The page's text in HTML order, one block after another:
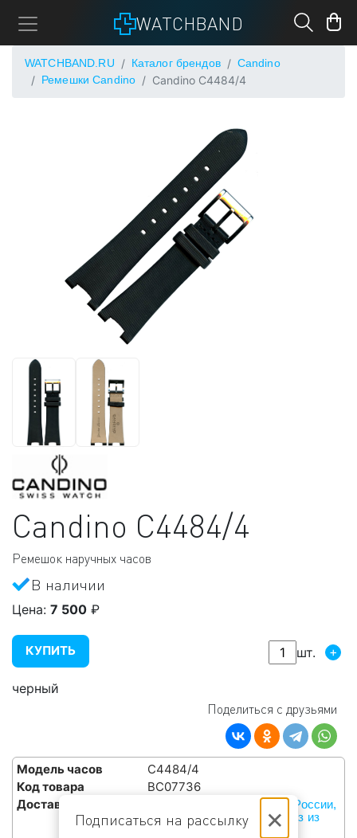
×
Подписаться на рассылку
WATCHBAND
WATCHBAND.RU Каталог брендов
Candino
Ремешки Candino
Candino C4484/4
Candino C4484/4
Ремешок наручных часов
В наличии
Цена: 7 500 ₽
КУПИТЬ шт. +
черный
Поделиться с друзьями
Модель часов
C4484/4
Код товара
BC07736
Доставка
Курьерами СДЭК по всей России,
или бесплатный самовывоз из
наших сервисов в Москве